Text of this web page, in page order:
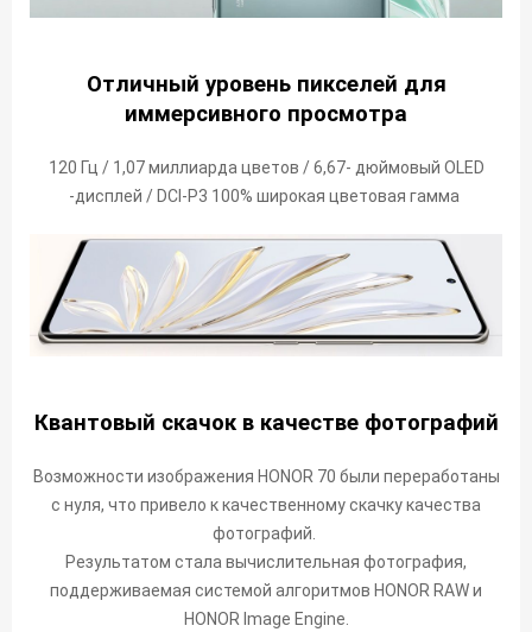
Отличный уровень пикселей для
иммерсивного просмотра
120 Гц / 1,07 миллиарда цветов / 6,67- дюймовый OLED
-дисплей / DCI-P3 100% широкая цветовая гамма
Квантовый скачок в качестве фотографий
Возможности изображения HONOR 70 были переработаны
с нуля, что привело к качественному скачку качества
фотографий.
Результатом стала вычислительная фотография,
поддерживаемая системой алгоритмов HONOR RAW и
HONOR Image Engine.